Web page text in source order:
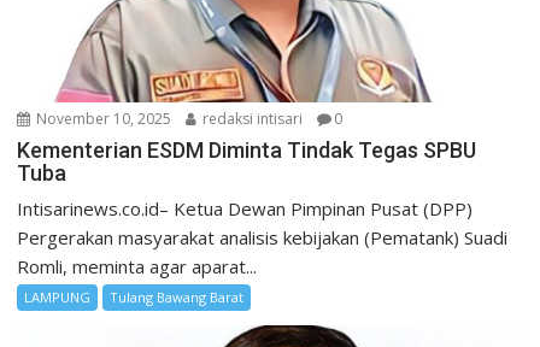
November 10, 2025 redaksi intisari 0
Kementerian ESDM Diminta Tindak Tegas SPBU
Tuba
Intisarinews.co.id– Ketua Dewan Pimpinan Pusat (DPP)
Pergerakan masyarakat analisis kebijakan (Pematank) Suadi
Romli, meminta agar aparat...
LAMPUNG Tulang Bawang Barat